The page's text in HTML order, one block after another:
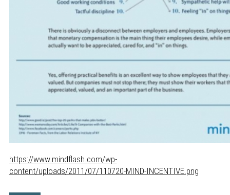
https://www.mindflash.com/wp-
content/uploads/2011/07/110720-MIND-INCENTIVE.png